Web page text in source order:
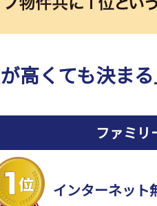
高くても決まる
ファミリ
インターネット